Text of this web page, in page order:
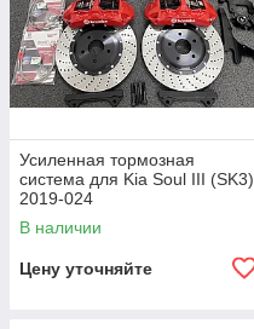
Усиленная тормозная
система для Kia Soul III (SK3)
2019-024
В наличии
Цену уточняйте